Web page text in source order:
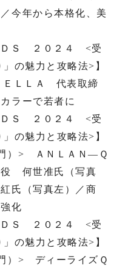
今年から本格化、美
ＤＳ ２０２４ <受
の魅力と攻略法>】
ＬＬＡ 代表取締
ラーで若者に
ＤＳ ２０２４ <受
の魅力と攻略法>】
）> ＡＮＬＡＮ―Ｑ
何世准氏（写真
（写真左）／商
化
ＤＳ ２０２４ <受
の魅力と攻略法>】
）> ディーライズＱ